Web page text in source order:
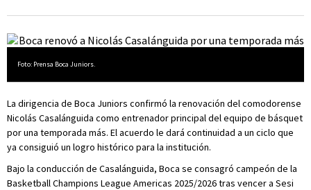
Foto: Prensa Boca Juniors.
La dirigencia de Boca Juniors confirmó la renovación del comodorense
Nicolás Casalánguida como entrenador principal del equipo de básquet
por una temporada más. El acuerdo le dará continuidad a un ciclo que
ya consiguió un logro histórico para la institución.
Bajo la conducción de Casalánguida, Boca se consagró campeón de la
Basketball Champions League Americas 2025/2026 tras vencer a Sesi